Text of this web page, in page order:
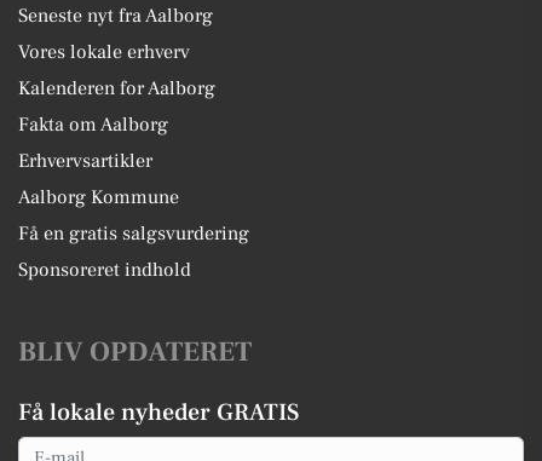
Seneste nyt fra Aalborg
Vores lokale erhverv
Kalenderen for Aalborg
Fakta om Aalborg
Erhvervsartikler
Aalborg Kommune
Få en gratis salgsvurdering
Sponsoreret indhold
BLIV OPDATERET
Få lokale nyheder GRATIS
Email